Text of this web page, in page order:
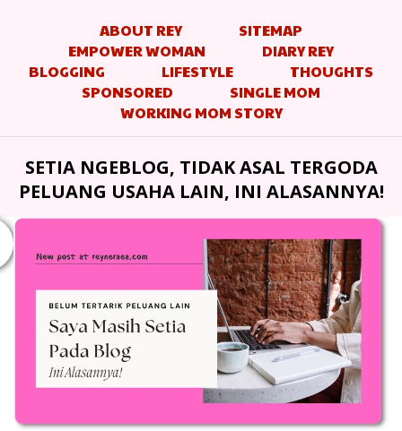
ABOUT REY
SITEMAP
EMPOWER WOMAN
DIARY REY
BLOGGING
LIFESTYLE
THOUGHTS
SPONSORED
SINGLE MOM
WORKING MOM STORY
SETIA NGEBLOG, TIDAK ASAL TERGODA
PELUANG USAHA LAIN, INI ALASANNYA!